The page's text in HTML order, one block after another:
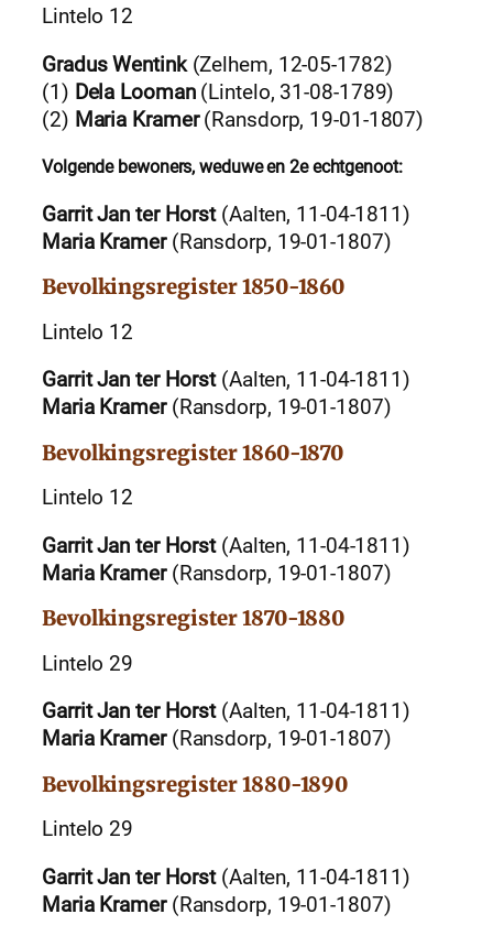
Lintelo 12
Gradus Wentink(Zelhem, 12-05-1782)
(1) Dela Looman(Lintelo, 31-08-1789)
(2) Maria Kramer(Ransdorp, 19-01-1807)
Volgende bewoners, weduwe en 2e echtgenoot:
Garrit Jan ter Horst(Aalten, 11-04-1811)
Maria Kramer(Ransdorp, 19-01-1807)
Bevolkingsregister 1850-1860
Lintelo 12
Garrit Jan ter Horst(Aalten, 11-04-1811)
Maria Kramer(Ransdorp, 19-01-1807)
Bevolkingsregister 1860-1870
Lintelo 12
Garrit Jan ter Horst(Aalten, 11-04-1811)
Maria Kramer(Ransdorp, 19-01-1807)
Bevolkingsregister 1870-1880
Lintelo 29
Garrit Jan ter Horst(Aalten, 11-04-1811)
Maria Kramer(Ransdorp, 19-01-1807)
Bevolkingsregister 1880-1890
Lintelo 29
Garrit Jan ter Horst(Aalten, 11-04-1811)
Maria Kramer(Ransdorp, 19-01-1807)